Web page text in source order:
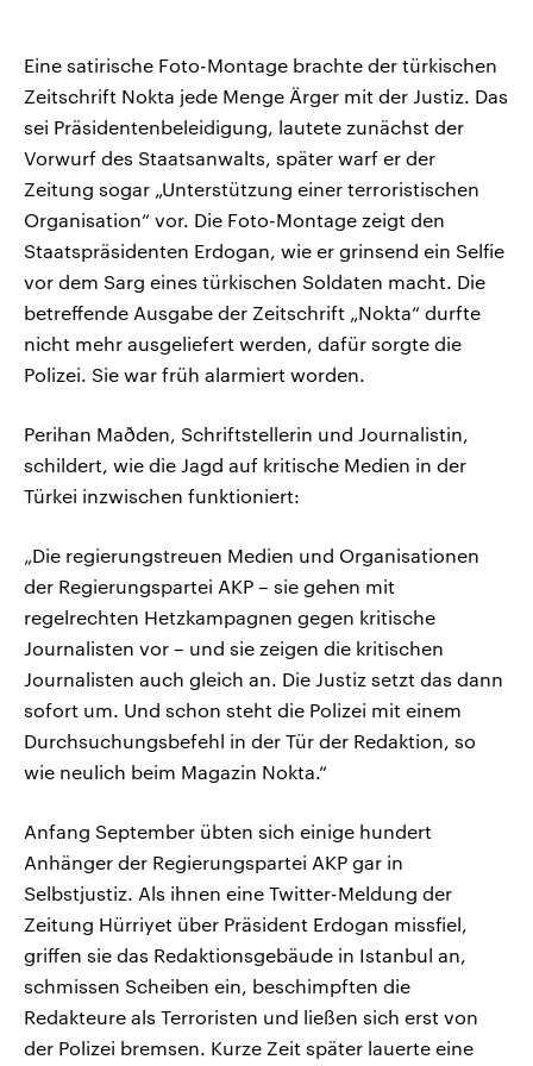
Eine satirische Foto-Montage brachte der türkischen
Zeitschrift Nokta jede Menge Ärger mit der Justiz. Das
sei Präsidentenbeleidigung, lautete zunächst der
Vorwurf des Staatsanwalts, später warf er der
Zeitung sogar „Unterstützung einer terroristischen
Organisation“ vor. Die Foto-Montage zeigt den
Staatspräsidenten Erdogan, wie er grinsend ein Selfie
vor dem Sarg eines türkischen Soldaten macht. Die
betreffende Ausgabe der Zeitschrift „Nokta“ durfte
nicht mehr ausgeliefert werden, dafür sorgte die
Polizei. Sie war früh alarmiert worden.
Perihan Maðden, Schriftstellerin und Journalistin,
schildert, wie die Jagd auf kritische Medien in der
Türkei inzwischen funktioniert:
„Die regierungstreuen Medien und Organisationen
der Regierungspartei AKP – sie gehen mit
regelrechten Hetzkampagnen gegen kritische
Journalisten vor – und sie zeigen die kritischen
Journalisten auch gleich an. Die Justiz setzt das dann
sofort um. Und schon steht die Polizei mit einem
Durchsuchungsbefehl in der Tür der Redaktion, so
wie neulich beim Magazin Nokta.“
Anfang September übten sich einige hundert
Anhänger der Regierungspartei AKP gar in
Selbstjustiz. Als ihnen eine Twitter-Meldung der
Zeitung Hürriyet über Präsident Erdogan missfiel,
griffen sie das Redaktionsgebäude in Istanbul an,
schmissen Scheiben ein, beschimpften die
Redakteure als Terroristen und ließen sich erst von
der Polizei bremsen. Kurze Zeit später lauerte eine